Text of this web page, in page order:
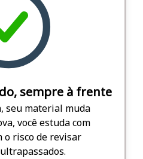
sempre à frente
seu material muda
você estuda com
o risco de revisar